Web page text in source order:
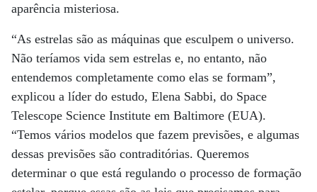
aparência misteriosa.
“As estrelas são as máquinas que esculpem o universo.
Não teríamos vida sem estrelas e, no entanto, não
entendemos completamente como elas se formam”,
explicou a líder do estudo, Elena Sabbi, do Space
Telescope Science Institute em Baltimore (EUA).
“Temos vários modelos que fazem previsões, e algumas
dessas previsões são contraditórias. Queremos
determinar o que está regulando o processo de formação